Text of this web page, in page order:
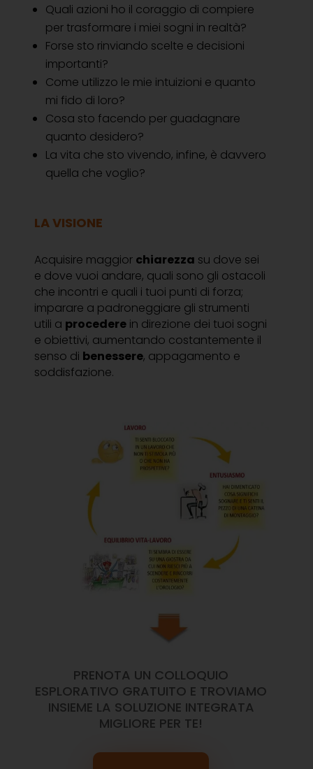
Quali azioni ho il coraggio di compiere
per trasformare i miei sogni in realtà?
Forse sto rinviando scelte e decisioni
importanti?
Come utilizzo le mie intuizioni e quanto
mi fido di loro?
Cosa sto facendo per guadagnare
quanto desidero?
La vita che sto vivendo, infine, è davvero
quella che voglio?
LA VISIONE
Acquisire maggior chiarezza su dove sei
e dove vuoi andare, quali sono gli ostacoli
che incontri e quali i tuoi punti di forza;
imparare a padroneggiare gli strumenti
utili a procedere in direzione dei tuoi sogni
e obiettivi, aumentando costantemente il
senso di benessere, appagamento e
soddisfazione.
PRENOTA UN COLLOQUIO
ESPLORATIVO GRATUITO E TROVIAMO
INSIEME LA SOLUZIONE INTEGRATA
MIGLIORE PER TE!